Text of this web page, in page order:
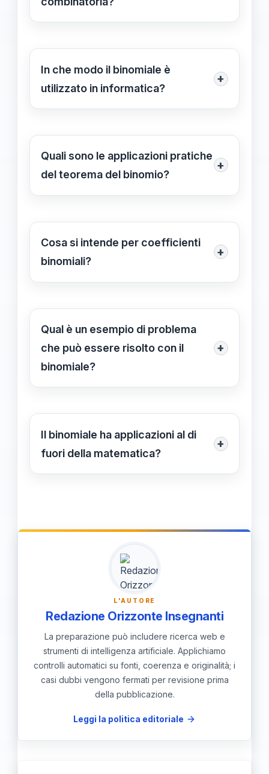
Il binomiale facilita il calcolo delle
consentendo di determinare
rapidamente il numero di variazioni
In che modo il binomiale è
utilizzato in informatica?
+
In informatica, il binomiale è usato per
algoritmi e nella teoria dei grafi,
contribuendo a ottimizzare il calcolo.
Quali sono le applicazioni pratiche
del teorema del binomio?
+
Il teorema del binomio viene applicato
algoritmi e risoluzione di problemi
combinatori.
Cosa si intende per coefficienti
binomiali?
+
I coefficienti binomiali, indicati come
modi per scegliere k elementi da un
insieme di n elementi.
Qual è un esempio di problema
che può essere risolto con il
binomiale?
+
Un esempio è il calcolo della
numero di successi in una serie di
prove indipendenti, come lanci di
Il binomiale ha applicazioni al di
fuori della matematica?
+
Sì, il binomiale trova applicazioni in
analisi dei dati e modelli previsionali.
L'AUTORE
Redazione Orizzonte Insegnanti
La preparazione può includere ricerca web e
strumenti di intelligenza artificiale. Applichiamo
controlli automatici su fonti, coerenza e originalità; i
casi dubbi vengono fermati per revisione prima
della pubblicazione.
Leggi la politica editoriale